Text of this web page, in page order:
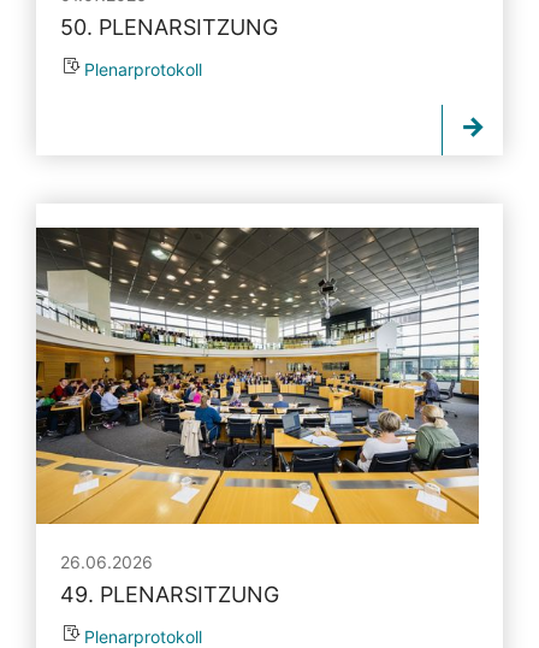
50. PLENARSITZUNG
Plenarprotokoll
26.06.2026
49. PLENARSITZUNG
Plenarprotokoll